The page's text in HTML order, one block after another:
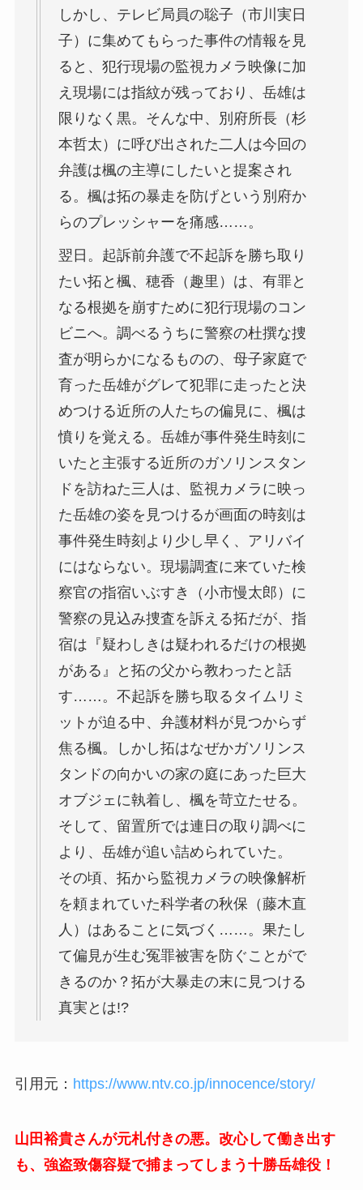
しかし、テレビ局員の聡子（市川実日
子）に集めてもらった事件の情報を見
ると、犯行現場の監視カメラ映像に加
え現場には指紋が残っており、岳雄は
限りなく黒。そんな中、別府所長（杉
本哲太）に呼び出された二人は今回の
弁護は楓の主導にしたいと提案され
る。楓は拓の暴走を防げという別府か
らのプレッシャーを痛感……。
翌日。起訴前弁護で不起訴を勝ち取り
たい拓と楓、穂香（趣里）は、有罪と
なる根拠を崩すために犯行現場のコン
ビニへ。調べるうちに警察の杜撰な捜
査が明らかになるものの、母子家庭で
育った岳雄がグレて犯罪に走ったと決
めつける近所の人たちの偏見に、楓は
憤りを覚える。岳雄が事件発生時刻に
いたと主張する近所のガソリンスタン
ドを訪ねた三人は、監視カメラに映っ
た岳雄の姿を見つけるが画面の時刻は
事件発生時刻より少し早く、アリバイ
にはならない。現場調査に来ていた検
察官の指宿いぶすき（小市慢太郎）に
警察の見込み捜査を訴える拓だが、指
宿は『疑わしきは疑われるだけの根拠
がある』と拓の父から教わったと話
す……。不起訴を勝ち取るタイムリミ
ットが迫る中、弁護材料が見つからず
焦る楓。しかし拓はなぜかガソリンス
タンドの向かいの家の庭にあった巨大
オブジェに執着し、楓を苛立たせる。
そして、留置所では連日の取り調べに
より、岳雄が追い詰められていた。
その頃、拓から監視カメラの映像解析
を頼まれていた科学者の秋保（藤木直
人）はあることに気づく……。果たし
て偏見が生む冤罪被害を防ぐことがで
きるのか？拓が大暴走の末に見つける
真実とは!?
引用元： https://www.ntv.co.jp/innocence/story/
山田裕貴さんが元札付きの悪。改心して働き出す
も、強盗致傷容疑で捕まってしまう十勝岳雄役！